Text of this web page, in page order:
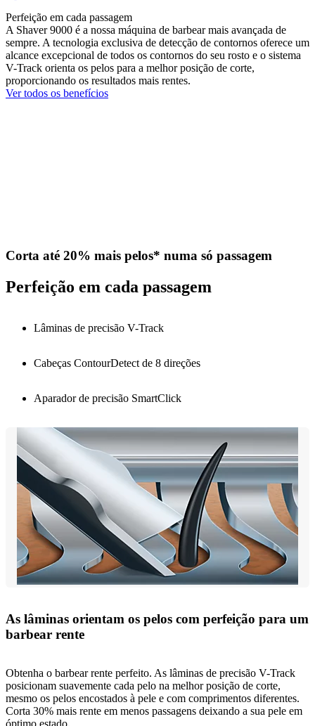
Perfeição em cada passagem
A Shaver 9000 é a nossa máquina de barbear mais avançada de
sempre. A tecnologia exclusiva de detecção de contornos oferece um
alcance excepcional de todos os contornos do seu rosto e o sistema
V-Track orienta os pelos para a melhor posição de corte,
proporcionando os resultados mais rentes.
Ver todos os benefícios
Corta até 20% mais pelos* numa só passagem
Perfeição em cada passagem
Lâminas de precisão V-Track
Cabeças ContourDetect de 8 direções
Aparador de precisão SmartClick
As lâminas orientam os pelos com perfeição para um
barbear rente
Obtenha o barbear rente perfeito. As lâminas de precisão V-Track
posicionam suavemente cada pelo na melhor posição de corte,
mesmo os pelos encostados à pele e com comprimentos diferentes.
Corta 30% mais rente em menos passagens deixando a sua pele em
óptimo estado.